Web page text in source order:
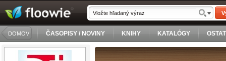
DOMOV ČASOPISY / NOVINY KNIHY KATALÓGY